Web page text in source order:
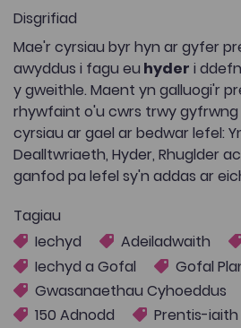
Disgrifiad
Mae'r cyrsiau byr hyn ar gyfer
awyddus i fagu eu hyder i
y gweithle. Maent yn galluogi'r
rhywfaint o'u cwrs trwy gyfrwng
cyrsiau ar gael ar bedwar lefel:
Dealltwriaeth, Hyder, Rhuglder
ganfod pa lefel sy'n addas ar
Tagiau
Iechyd
Adeiladwaith
Iechyd a Gofal
Gofal
Gwasanaethau Cyhoeddus
150 Adnodd
Prentis-iaith